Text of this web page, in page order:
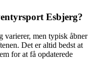
Esbjerg?
varierer, men typisk åbner
Det er altid bedst at
for at få opdaterede